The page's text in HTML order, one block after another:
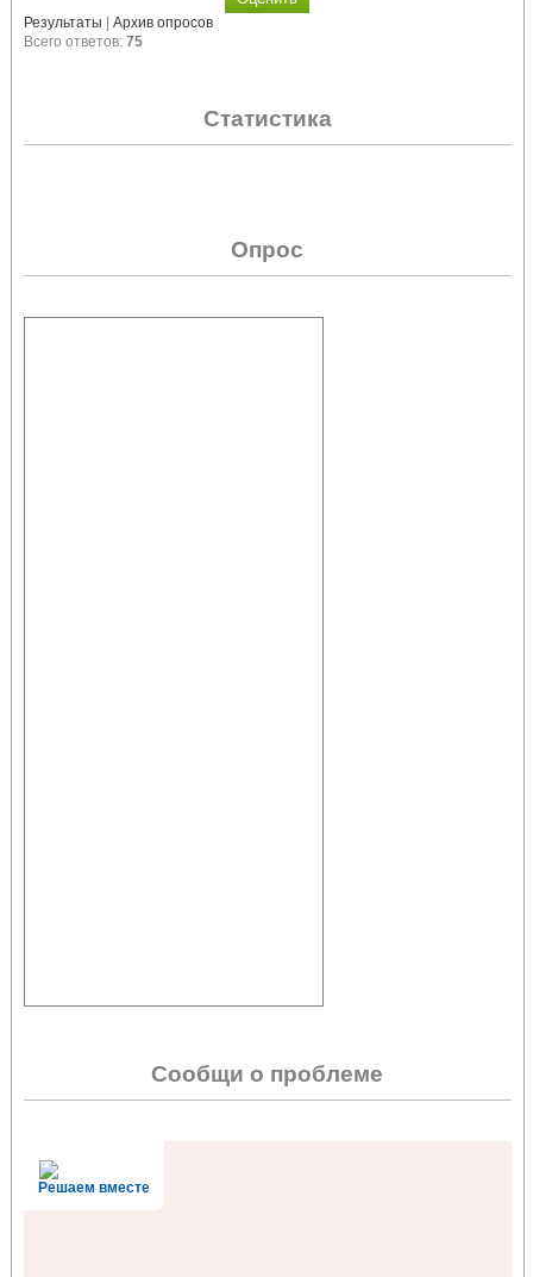
Результаты | Архив опросов
Всего ответов: 75
Статистика
Опрос
Сообщи о проблеме
Решаем вместе